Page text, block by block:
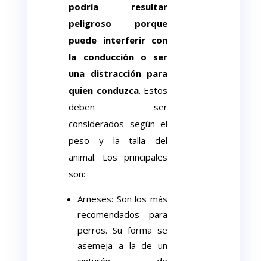
podría resultar
peligroso porque
puede interferir con
la conducción o ser
una distracción para
quien conduzca. Estos
deben ser
considerados según el
peso y la talla del
animal. Los principales
son:
Arneses: Son los más
recomendados para
perros. Su forma se
asemeja a la de un